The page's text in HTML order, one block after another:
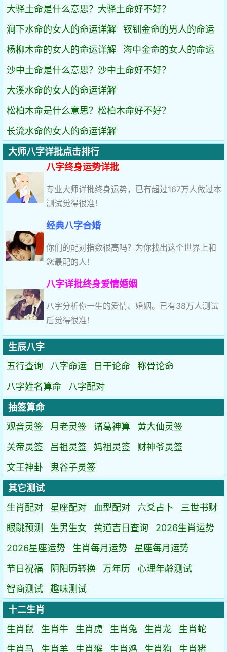
大驿土命是什么意思？大驿土命好不好？
涧下水命的女人的命运详解
钗钏金命的男人的命运
杨柳木命的女人的命运详解
海中金命的女人的命运
沙中土命是什么意思？沙中土命好不好？
大溪水命的女人的命运详解
松柏木命是什么意思？松柏木命好不好？
长流水命的女人的命运详解
大师八字详批点击排行
八字终身运势详批
专业大师详批终身运势，已有超过167万人做过本
测试觉得很准！
经典八字合婚
你们的配对指数很高吗？为你找出这个世界上和
您最配的人！
八字详批终身爱情婚姻
八字分析你一生的爱情、婚姻。已有38万人测试
后觉得很准！
生辰八字
五行查询
八字命运 日干论命
称骨论命
八字姓名算命
八字配对
抽签算命
观音灵签
月老灵签 诸葛神算
黄大仙灵签
关帝灵签
吕祖灵签 妈祖灵签
财神爷灵签
文王神卦
鬼谷子灵签
其它测试
生肖配对
星座配对 血型配对 六爻占卜
三世书财
眼跳预测
生男生女 黄道吉日查询
2026生肖运势
2026星座运势
生肖每月运势
星座每月运势
节日祝福
阴阳历转换 万年历
心理年龄测试
智商测试
趣味测试
十二生肖
生肖鼠
生肖牛 生肖虎 生肖兔 生肖龙
生肖蛇
生肖马
生肖羊 生肖猴 生肖鸡 生肖狗 生肖猪